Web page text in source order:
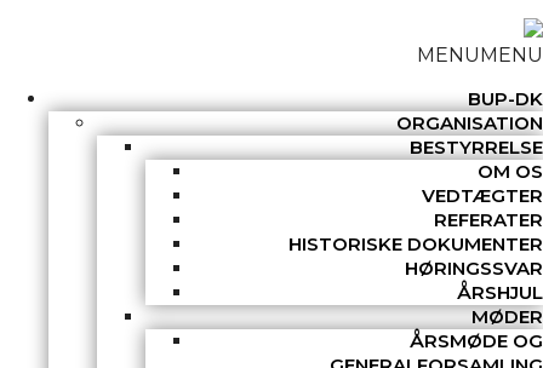
MENUMENU
BUP-DK
ORGANISATION
BESTYRRELSE
OM OS
VEDTÆGTER
REFERATER
HISTORISKE DOKUMENTER
HØRINGSSVAR
ÅRSHJUL
MØDER
ÅRSMØDE OG